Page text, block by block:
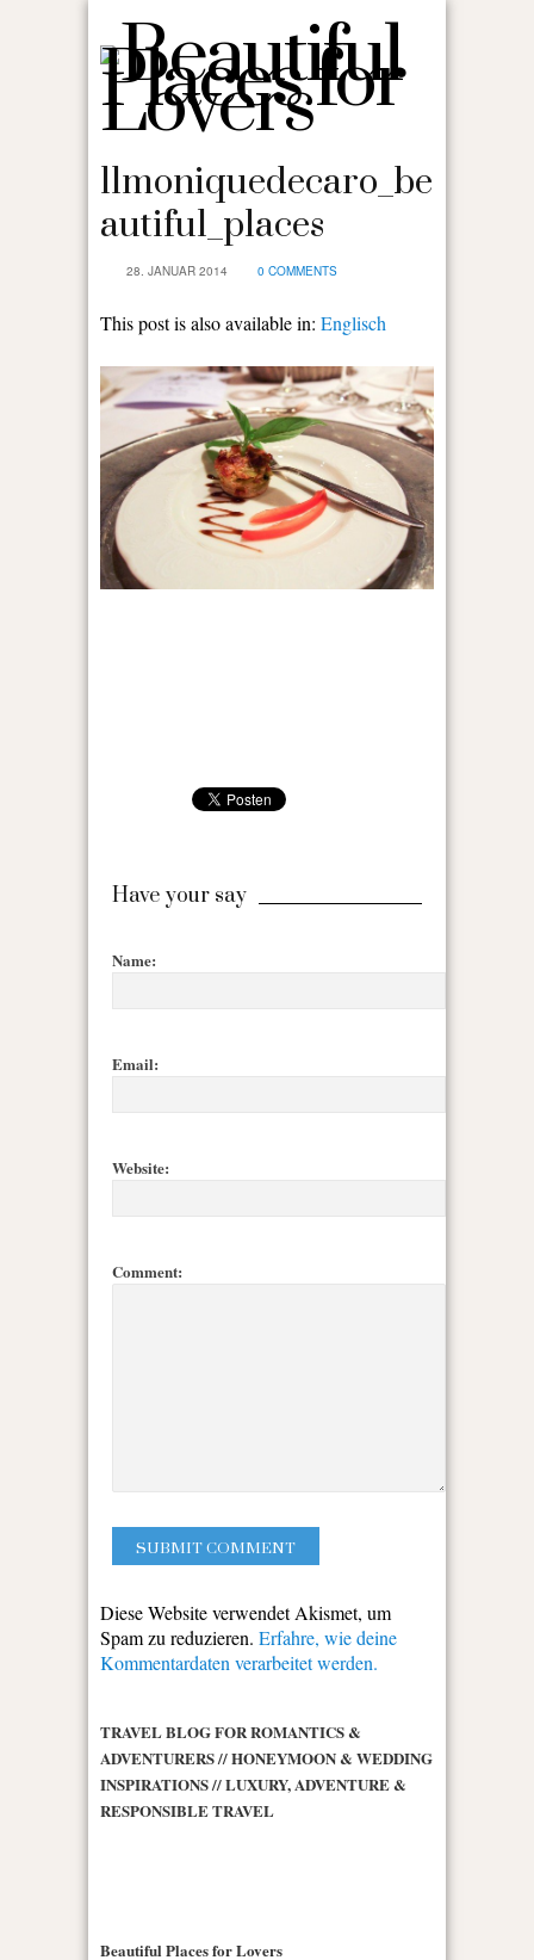
11moniquedecaro_be
autiful_places
28. JANUAR 2014 0 COMMENTS
This post is also available in: Englisch
Have your say
Name:
Email:
Website:
Comment:
Diese Website verwendet Akismet, um
Spam zu reduzieren. Erfahre, wie deine
Kommentardaten verarbeitet werden.
TRAVEL BLOG FOR ROMANTICS &
ADVENTURERS // HONEYMOON & WEDDING
INSPIRATIONS // LUXURY, ADVENTURE &
RESPONSIBLE TRAVEL
Beautiful Places for Lovers